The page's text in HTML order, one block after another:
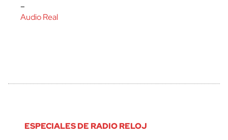
–
Audio Real
ESPECIALES DE RADIO RELOJ